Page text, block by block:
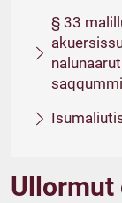
§ 33
Ullormut